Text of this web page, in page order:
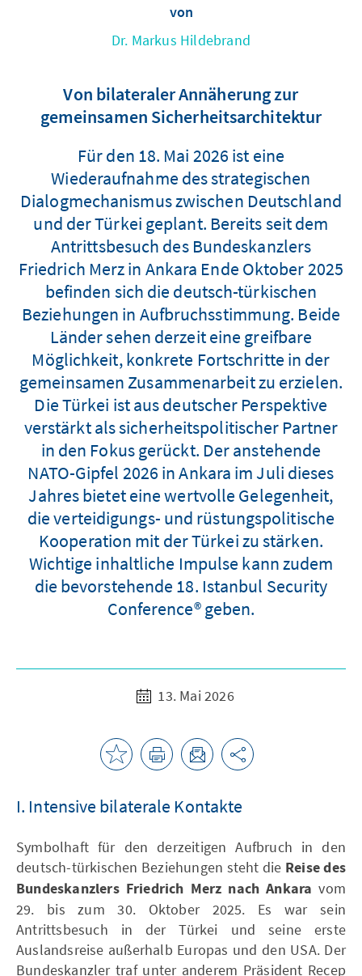
von
Dr. Markus Hildebrand
Von bilateraler Annäherung zur
gemeinsamen Sicherheitsarchitektur
Für den 18. Mai 2026 ist eine
Wiederaufnahme des strategischen
Dialogmechanismus zwischen Deutschland
und der Türkei geplant. Bereits seit dem
Antrittsbesuch des Bundeskanzlers
Friedrich Merz in Ankara Ende Oktober 2025
befinden sich die deutsch-türkischen
Beziehungen in Aufbruchsstimmung. Beide
Länder sehen derzeit eine greifbare
Möglichkeit, konkrete Fortschritte in der
gemeinsamen Zusammenarbeit zu erzielen.
Die Türkei ist aus deutscher Perspektive
verstärkt als sicherheitspolitischer Partner
in den Fokus gerückt. Der anstehende
NATO-Gipfel 2026 in Ankara im Juli dieses
Jahres bietet eine wertvolle Gelegenheit,
die verteidigungs- und rüstungspolitische
Kooperation mit der Türkei zu stärken.
Wichtige inhaltliche Impulse kann zudem
die bevorstehende 18. Istanbul Security
Conference® geben.
13. Mai 2026
I. Intensive bilaterale Kontakte
Symbolhaft für den derzeitigen Aufbruch in den
deutsch-türkischen Beziehungen steht die Reise des
Bundeskanzlers Friedrich Merz nach Ankara vom
29. bis zum 30. Oktober 2025. Es war sein
Antrittsbesuch in der Türkei und seine erste
Auslandsreise außerhalb Europas und den USA. Der
Bundeskanzler traf unter anderem Präsident Recep